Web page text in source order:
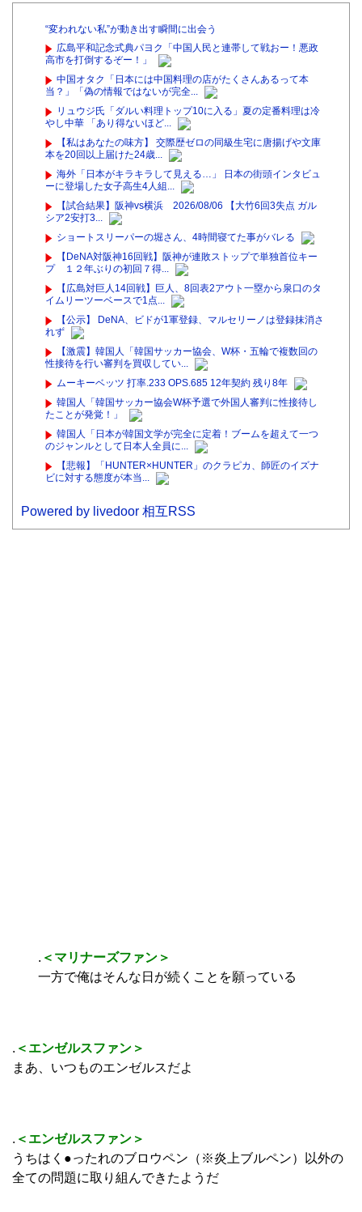
“変われない私”が動き出す瞬間に出会う
広島平和記念式典パヨク「中国人民と連帯して戦おー！悪政
高市を打倒するぞー！」
中国オタク「日本には中国料理の店がたくさんあるって本
当？」「偽の情報ではないが完全...
リュウジ氏「ダルい料理トップ10に入る」夏の定番料理は冷
やし中華 「あり得ないほど...
【私はあなたの味方】 交際歴ゼロの同級生宅に唐揚げや文庫
本を20回以上届けた24歳...
海外「日本がキラキラして見える…」 日本の街頭インタビュ
ーに登場した女子高生4人組...
【試合結果】阪神vs横浜 2026/08/06 【大竹6回3失点 ガル
シア2安打3...
ショートスリーパーの堀さん、4時間寝てた事がバレる
【DeNA対阪神16回戦】阪神が連敗ストップで単独首位キー
プ １２年ぶりの初回７得...
【広島対巨人14回戦】巨人、8回表2アウト一塁から泉口のタ
イムリーツーベースで1点...
【公示】 DeNA、ビドが1軍登録、マルセリーノは登録抹消さ
れず
【激震】韓国人「韓国サッカー協会、W杯・五輪で複数回の
性接待を行い審判を買収してい...
ムーキーベッツ 打率.233 OPS.685 12年契約 残り8年
韓国人「韓国サッカー協会W杯予選で外国人審判に性接待し
たことが発覚！」
韓国人「日本が韓国文学が完全に定着！ブームを超えて一つ
のジャンルとして日本人全員に...
【悲報】「HUNTER×HUNTER」のクラピカ、師匠のイズナ
ビに対する態度が本当...
Powered by livedoor 相互RSS
. ＜マリナーズファン＞
一方で俺はそんな日が続くことを願っている
. ＜エンゼルスファン＞
まあ、いつものエンゼルスだよ
. ＜エンゼルスファン＞
うちはく●ったれのブロウペン（※炎上ブルペン）以外の
全ての問題に取り組んできたようだ